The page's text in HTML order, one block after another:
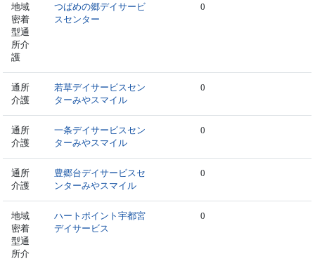
地域
密着
型通
所介
護
つばめの郷デイサービ
スセンター
0
通所
介護
若草デイサービスセン
ターみやスマイル
0
通所
介護
一条デイサービスセン
ターみやスマイル
0
通所
介護
豊郷台デイサービスセ
ンターみやスマイル
0
地域
密着
型通
所介
ハートポイント宇都宮
デイサービス
0